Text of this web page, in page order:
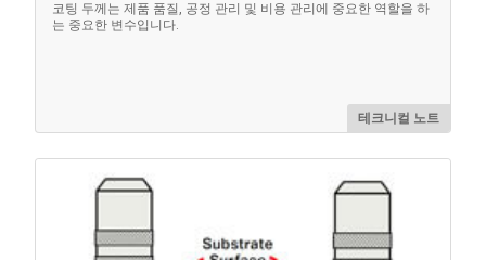
코팅 두께는 제품 품질, 공정 관리 및 비용 관리에 중요한 역할을 하
는 중요한 변수입니다.
테크니컬 노트